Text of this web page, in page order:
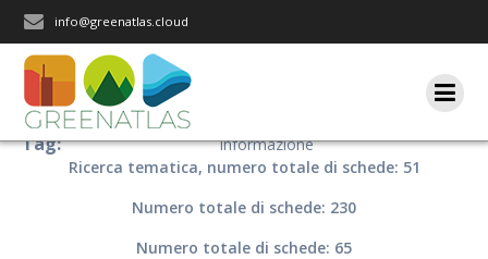
info@greenatlas.cloud
Tag:
Informazione
Ricerca tematica, numero totale di schede: 51
Numero totale di schede: 230
Numero totale di schede: 65